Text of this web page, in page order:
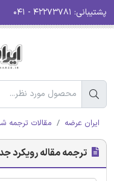
پشتیبانی:
ایران عرضه مقالات ترجمه
ترجمه مقاله رویکرد